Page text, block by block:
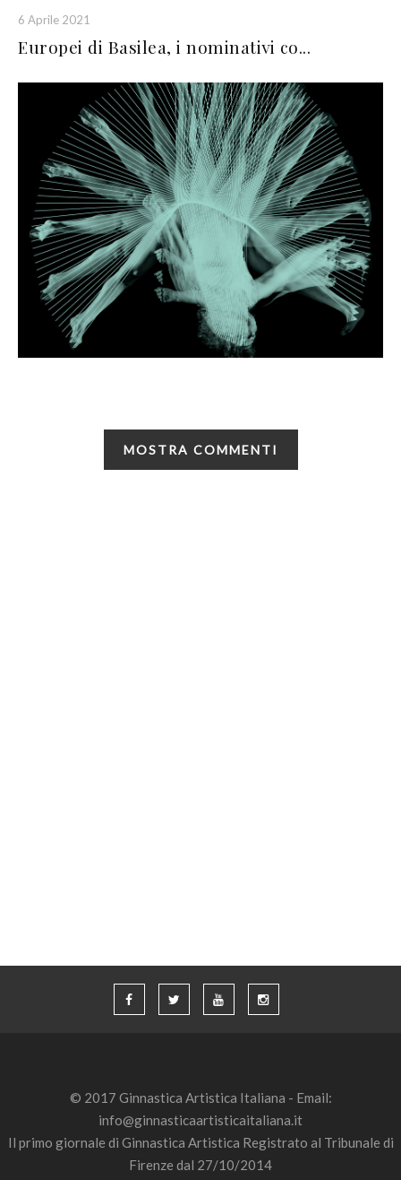
6 Aprile 2021
Europei di Basilea, i nominativi co...
MOSTRA COMMENTI
© 2017 Ginnastica Artistica Italiana - Email:
info@ginnasticaartisticaitaliana.it
Il primo giornale di Ginnastica Artistica Registrato al Tribunale di
Firenze dal 27/10/2014